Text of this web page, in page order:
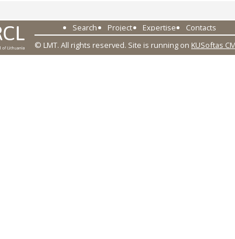
Search Project Expertise
Contacts
© LMT. All rights reserved. Site is running on KUSoftas